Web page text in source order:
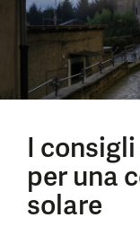
I
per una
solare